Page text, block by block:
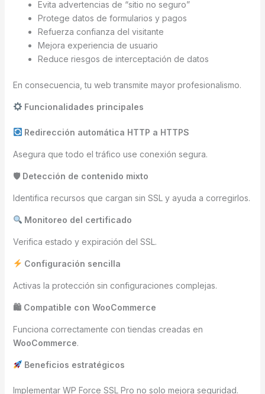
Evita advertencias de “sitio no seguro”
Protege datos de formularios y pagos
Refuerza confianza del visitante
Mejora experiencia de usuario
Reduce riesgos de interceptación de datos
En consecuencia, tu web transmite mayor profesionalismo.
Funcionalidades principales
Redirección automática HTTP a HTTPS
Asegura que todo el tráfico use conexión segura.
🛡 Detección de contenido mixto
Identifica recursos que cargan sin SSL y ayuda a corregirlos.
Monitoreo del certificado
Verifica estado y expiración del SSL.
Configuración sencilla
Activas la protección sin configuraciones complejas.
🛍 Compatible con WooCommerce
Funciona correctamente con tiendas creadas en
WooCommerce.
Beneficios estratégicos
Implementar WP Force SSL Pro no solo mejora seguridad.